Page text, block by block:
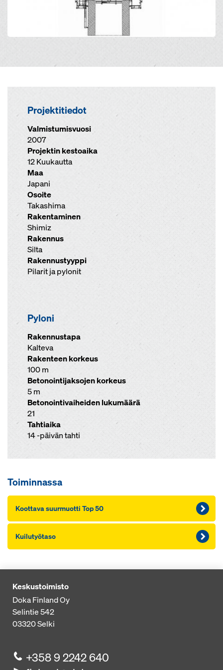
Projektitiedot
Valmistumisvuosi
2007
Projektin kestoaika
12 Kuukautta
Maa
Japani
Osoite
Takashima
Rakentaminen
Shimiz
Rakennus
Silta
Rakennustyyppi
Pilarit ja pylonit
Pyloni
Rakennustapa
Kalteva
Rakenteen korkeus
100 m
Betonointijaksojen korkeus
5 m
Betonointivaiheiden lukumäärä
21
Tahtiaika
14 -päivän tahti
Toiminnassa
Koot­ta­va suur­muot­ti Top 50
Kui­lu­työ­ta­so
Keskustoimisto
Doka Finland Oy
Selintie 542
03320Selki
+358 9 2242 640